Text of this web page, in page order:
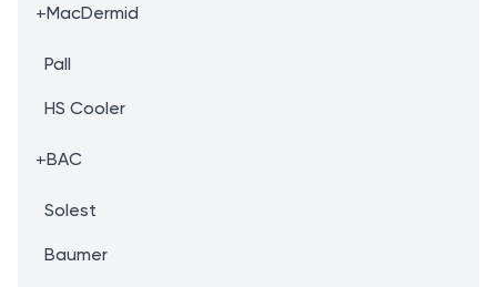
+MacDermid
Pall
HS Cooler
+BAC
Solest
Baumer